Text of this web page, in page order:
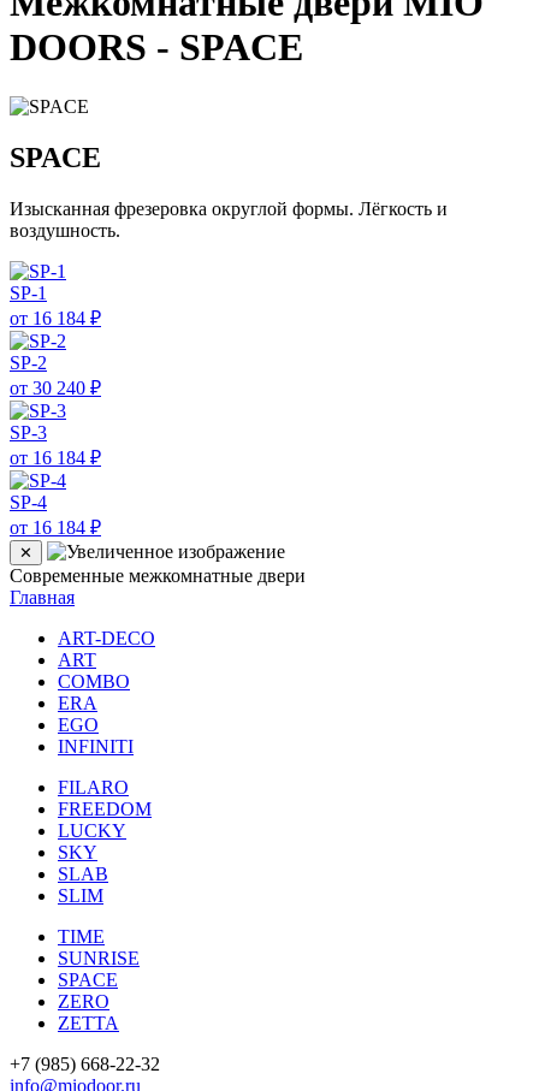
DOORS - SPACE
SPACE
Изысканная фрезеровка округлой формы. Лёгкость и
воздушность.
SP-1
от 16 184 ₽
SP-2
от 30 240 ₽
SP-3
от 16 184 ₽
SP-4
от 16 184 ₽
✕
Современные межкомнатные двери
Главная
ART-DECO
ART
COMBO
ERA
EGO
INFINITI
FILARO
FREEDOM
LUCKY
SKY
SLAB
SLIM
TIME
SUNRISE
SPACE
ZERO
ZETTA
+7 (985) 668-22-32
info@miodoor.ru